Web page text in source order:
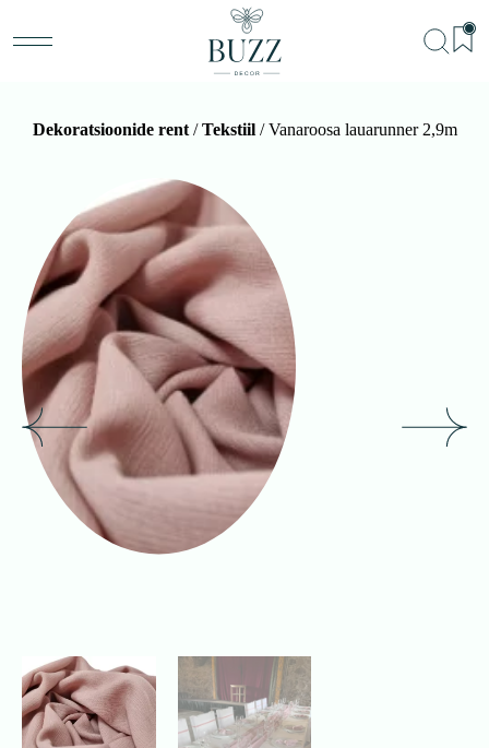
Dekoratsioonide rent/Tekstiil/ Vanaroosa lauarunner 2,9m